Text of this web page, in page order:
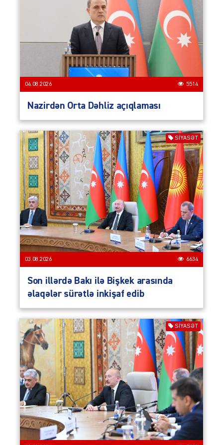
04.08.2026 5514
Nazirdən Orta Dəhliz açıqlaması
SIYASƏT
03.08.2026 6634
Son illərdə Bakı ilə Bişkek arasında
əlaqələr sürətlə inkişaf edib
SIYASƏT